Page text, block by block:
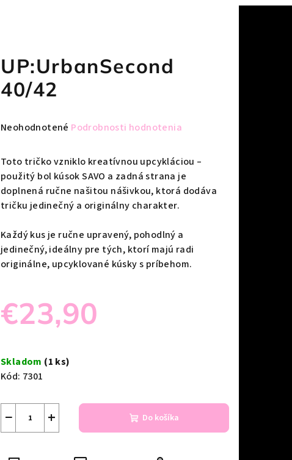
UP:UrbanSecond
40/42
Priemerné
produktu
0,0
z
hviezdičiek.
Neohodnotené Podrobnosti hodnotenia
Toto tričko vzniklo kreatívnou upcykláciou –
použitý bol kúsok SAVO a zadná strana je
doplnená ručne našitou nášivkou, ktorá dodáva
tričku jedinečný a originálny charakter.
Každý kus je ručne upravený, pohodlný a
jedinečný, ideálny pre tých, ktorí majú radi
originálne, upcyklované kúsky s príbehom.
€23,90
cena:
Skladom (1 ks)
Kód: 7301
+
− Do košíka